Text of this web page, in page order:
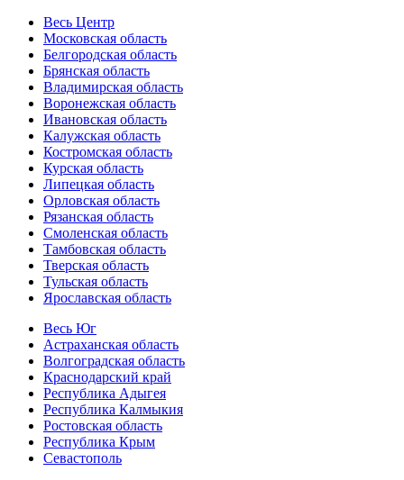
Весь Центр
Московская область
Белгородская область
Брянская область
Владимирская область
Воронежская область
Ивановская область
Калужская область
Костромская область
Курская область
Липецкая область
Орловская область
Рязанская область
Смоленская область
Тамбовская область
Тверская область
Тульская область
Ярославская область
Весь Юг
Астраханская область
Волгоградская область
Краснодарский край
Республика Адыгея
Республика Калмыкия
Ростовская область
Республика Крым
Севастополь